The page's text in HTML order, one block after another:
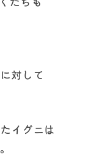
対して
イグニは